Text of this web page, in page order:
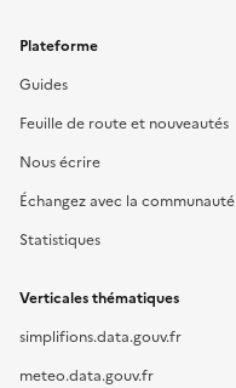
Plateforme
Guides
Feuille de route et nouveautés
Nous écrire
Échangez avec la communauté
Statistiques
Verticales thématiques
simplifions.data.gouv.fr
meteo.data.gouv.fr